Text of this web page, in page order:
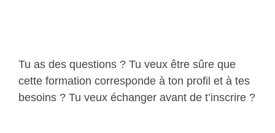
Tu as des questions ? Tu veux être sûre que
cette formation corresponde à ton profil et à tes
besoins ? Tu veux échanger avant de t’inscrire ?